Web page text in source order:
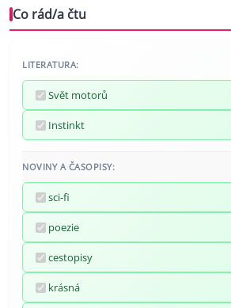
Co rád/a čtu
LITERATURA:
Svět motorů
Instinkt
NOVINY A ČASOPISY:
sci-fi
poezie
cestopisy
krásná